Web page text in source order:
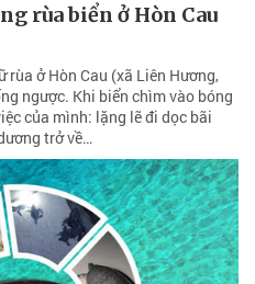
rùa biển ở Hòn Cau
ở Hòn Cau (xã Liên Hương,
ngược. Khi biển chìm vào bóng
của mình: lặng lẽ đi dọc bãi
trở về…